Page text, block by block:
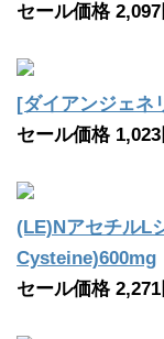
セール価格 2,097
[ダイアンジェネ
セール価格 1,023
(LE)NアセチルL
Cysteine)600mg
セール価格 2,271